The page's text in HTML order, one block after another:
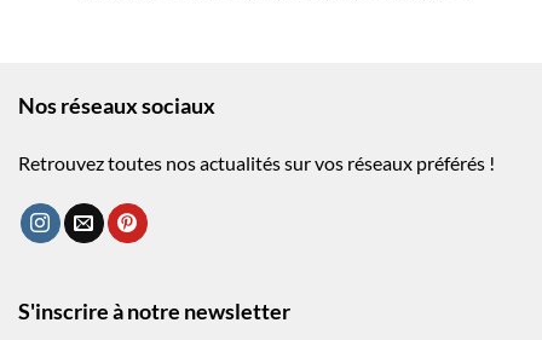
Nos réseaux sociaux
Retrouvez toutes nos actualités sur vos réseaux préférés !
S'inscrire à notre newsletter